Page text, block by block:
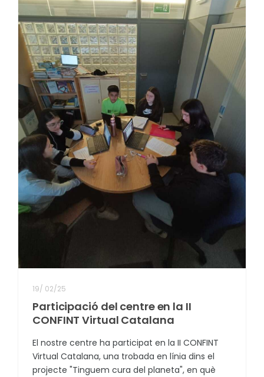
19/ 02/25
Participació del centre en la II
CONFINT Virtual Catalana
El nostre centre ha participat en la II CONFINT
Virtual Catalana, una trobada en línia dins el
projecte "Tinguem cura del planeta", en què